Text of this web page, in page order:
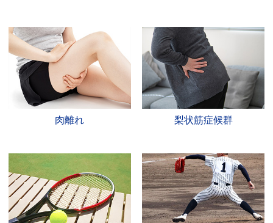
肉離れ 梨状筋症候群